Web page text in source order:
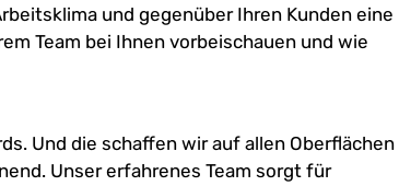
und gegenüber Ihren Kunden eine
Team bei Ihnen vorbeischauen und wie
Und die schaffen wir auf allen Oberflächen
Unser erfahrenes Team sorgt für